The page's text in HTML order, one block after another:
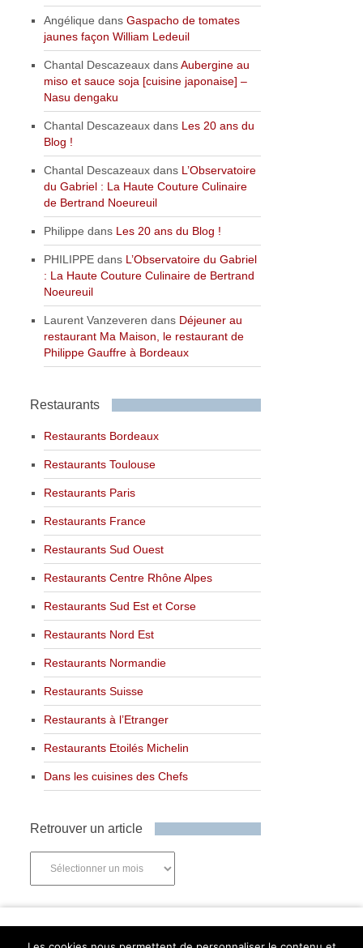
Angélique dansGaspacho de tomates
jaunes façon William Ledeuil
Chantal Descazeaux dansAubergine au
miso et sauce soja [cuisine japonaise] –
Nasu dengaku
Chantal Descazeaux dans Les 20 ans du
Blog !
Chantal Descazeaux dans L’Observatoire
du Gabriel : La Haute Couture Culinaire
de Bertrand Noeureuil
Philippe dans Les 20 ans du Blog !
PHILIPPE dans L’Observatoire du Gabriel
: La Haute Couture Culinaire de Bertrand
Noeureuil
Laurent Vanzeveren dans Déjeuner au
restaurant Ma Maison, le restaurant de
Philippe Gauffre à Bordeaux
Restaurants
Restaurants Bordeaux
Restaurants Toulouse
Restaurants Paris
Restaurants France
Restaurants Sud Ouest
Restaurants Centre Rhône Alpes
Restaurants Sud Est et Corse
Restaurants Nord Est
Restaurants Normandie
Restaurants Suisse
Restaurants à l’Etranger
Restaurants Etoilés Michelin
Dans les cuisines des Chefs
Retrouver un article